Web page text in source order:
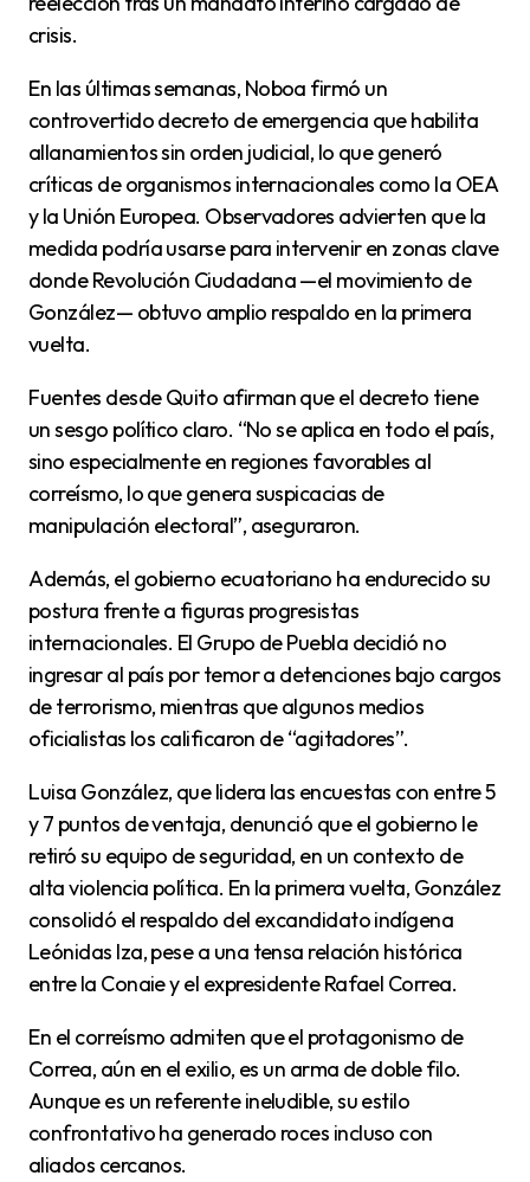
crisis.
En las últimas semanas, Noboa firmó un
controvertido decreto de emergencia que habilita
allanamientos sin orden judicial, lo que generó
críticas de organismos internacionales como la OEA
y la Unión Europea. Observadores advierten que la
medida podría usarse para intervenir en zonas clave
donde Revolución Ciudadana —el movimiento de
González— obtuvo amplio respaldo en la primera
vuelta.
Fuentes desde Quito afirman que el decreto tiene
un sesgo político claro. “No se aplica en todo el país,
sino especialmente en regiones favorables al
correísmo, lo que genera suspicacias de
manipulación electoral”, aseguraron.
Además, el gobierno ecuatoriano ha endurecido su
postura frente a figuras progresistas
internacionales. El Grupo de Puebla decidió no
ingresar al país por temor a detenciones bajo cargos
de terrorismo, mientras que algunos medios
oficialistas los calificaron de “agitadores”.
Luisa González, que lidera las encuestas con entre 5
y 7 puntos de ventaja, denunció que el gobierno le
retiró su equipo de seguridad, en un contexto de
alta violencia política. En la primera vuelta, González
consolidó el respaldo del excandidato indígena
Leónidas Iza, pese a una tensa relación histórica
entre la Conaie y el expresidente Rafael Correa.
En el correísmo admiten que el protagonismo de
Correa, aún en el exilio, es un arma de doble filo.
Aunque es un referente ineludible, su estilo
confrontativo ha generado roces incluso con
aliados cercanos.